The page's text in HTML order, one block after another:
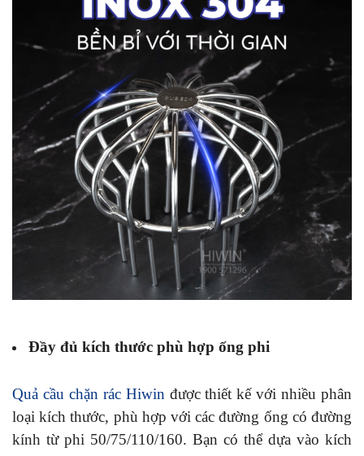
Đầy đủ kích thước phù hợp ống phi
Quả cầu chặn rác Hiwin được thiết kế với nhiều phân
loại kích thước, phù hợp với các đường ống có đường
kính từ phi 50/75/110/160. Bạn có thể dựa vào kích